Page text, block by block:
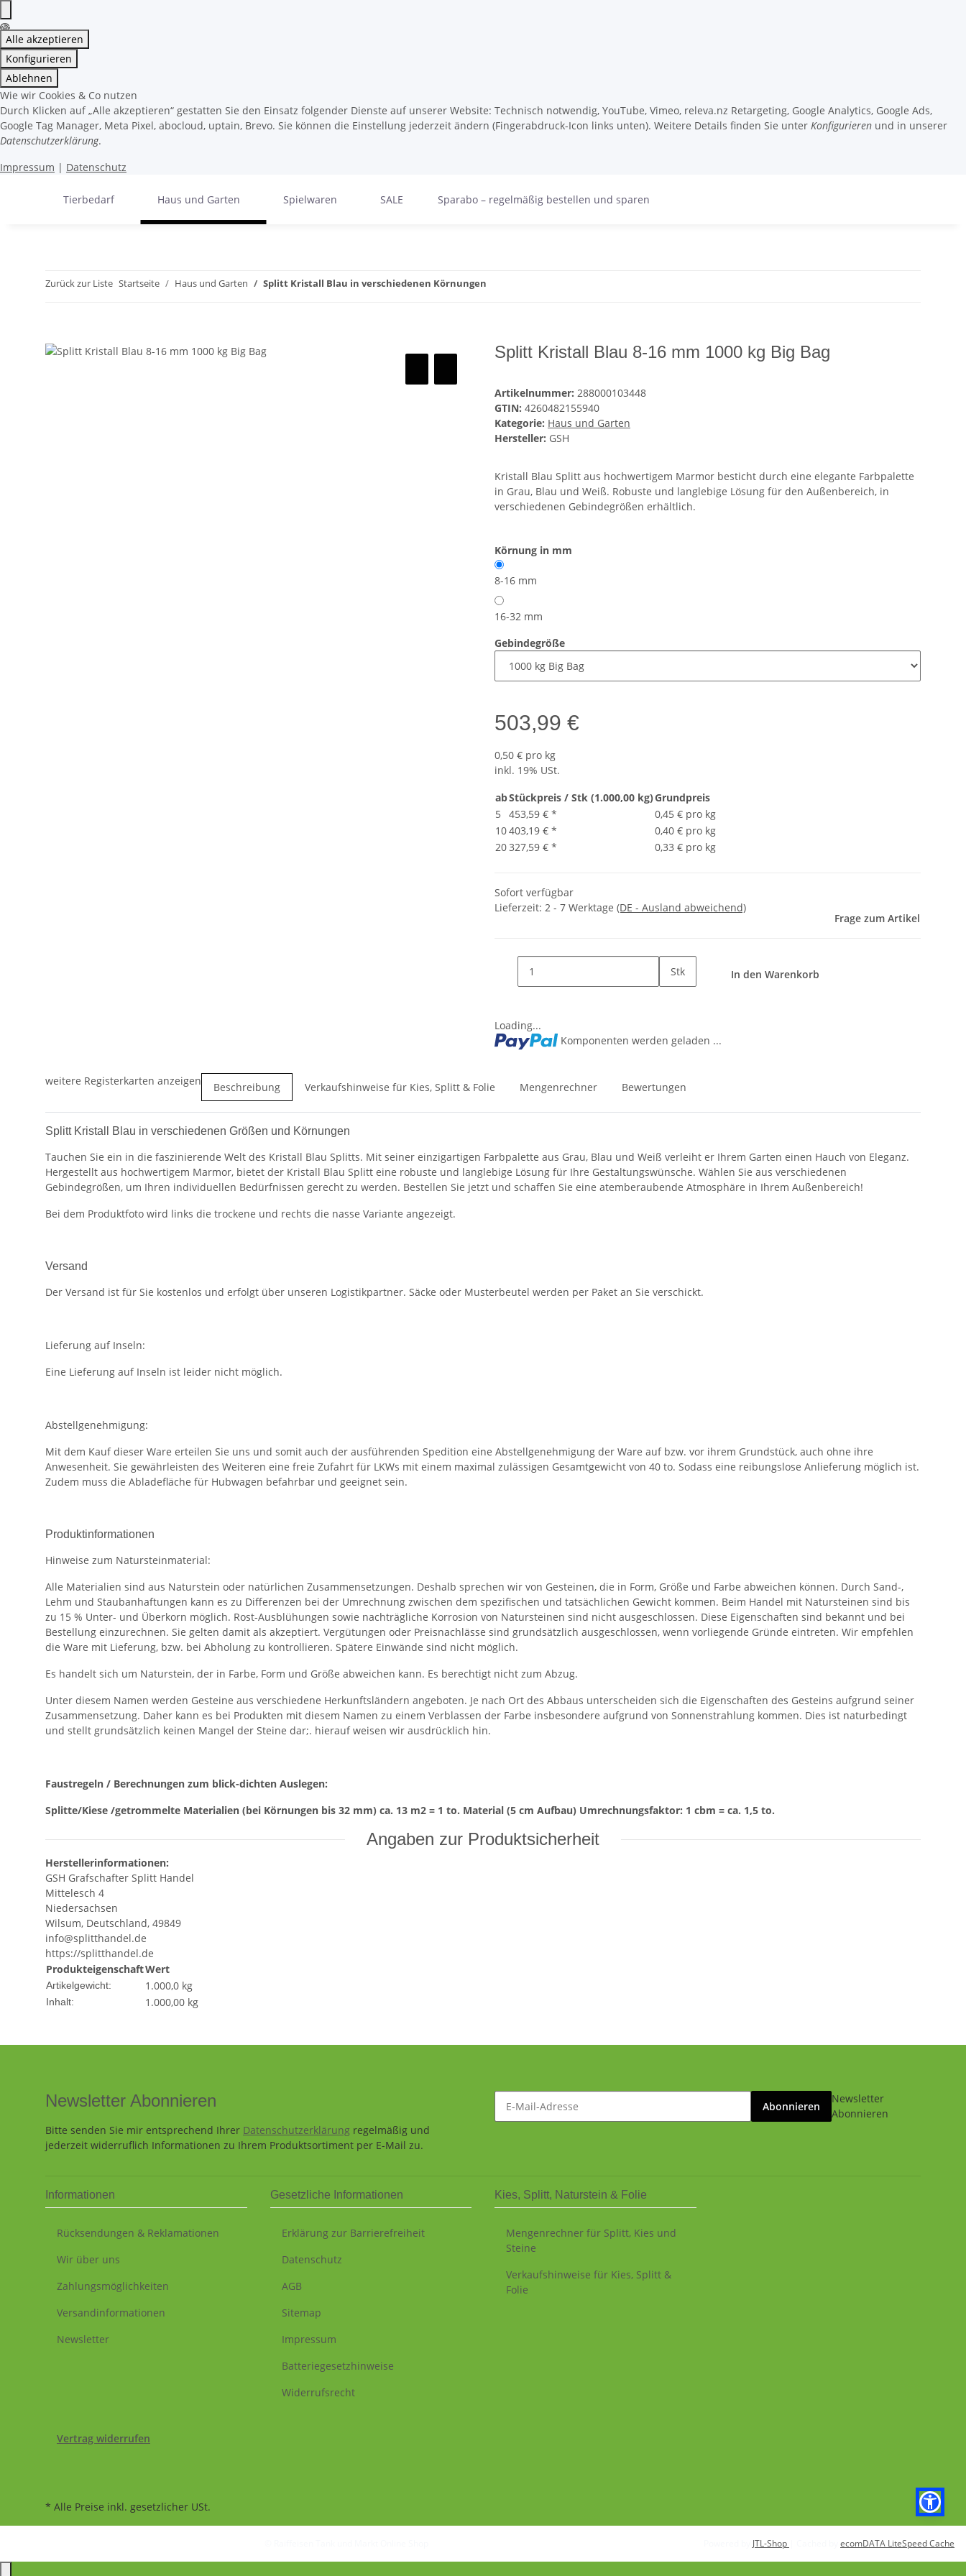
Alle akzeptieren
Konfigurieren
Ablehnen
Wie wir Cookies & Co nutzen
Durch Klicken auf „Alle akzeptieren“ gestatten Sie den Einsatz folgender Dienste auf unserer Website: Technisch notwendig, YouTube, Vimeo, releva.nz Retargeting, Google Analytics, Google Ads,
Google Tag Manager, Meta Pixel, abocloud, uptain, Brevo. Sie können die Einstellung jederzeit ändern (Fingerabdruck-Icon links unten). Weitere Details finden Sie unter Konfigurieren und in unserer
Datenschutzerklärung.
Impressum | Datenschutz
Tierbedarf Haus und Garten Spielwaren SALE Sparabo – regelmäßig bestellen und sparen
Zurück zur Liste Startseite Haus und Garten Splitt Kristall Blau in verschiedenen Körnungen
Splitt Kristall Blau 8-16 mm 1000 kg Big Bag
Artikelnummer: 288000103448
GTIN: 4260482155940
Kategorie: Haus und Garten
Hersteller: GSH
Kristall Blau Splitt aus hochwertigem Marmor besticht durch eine elegante Farbpalette
in Grau, Blau und Weiß. Robuste und langlebige Lösung für den Außenbereich, in
verschiedenen Gebindegrößen erhältlich.
Körnung in mm
8-16 mm
16-32 mm
Gebindegröße
503,99 €
0,50 € pro kg
inkl. 19% USt.
abStückpreis / Stk (1.000,00 kg)Grundpreis
5
453,59 € *
0,45 € pro kg
10403,19 € *
0,40 € pro kg
20327,59 € * 0,33 € pro kg
Sofort verfügbar
Lieferzeit: 2 - 7 Werktage (DE - Ausland abweichend)
Frage zum Artikel
Stk In den Warenkorb
Loading...
Komponenten werden geladen ...
weitere Registerkarten anzeigen Beschreibung Verkaufshinweise für Kies, Splitt & Folie Mengenrechner Bewertungen
Splitt Kristall Blau in verschiedenen Größen und Körnungen
Tauchen Sie ein in die faszinierende Welt des Kristall Blau Splitts. Mit seiner einzigartigen Farbpalette aus Grau, Blau und Weiß verleiht er Ihrem Garten einen Hauch von Eleganz.
Hergestellt aus hochwertigem Marmor, bietet der Kristall Blau Splitt eine robuste und langlebige Lösung für Ihre Gestaltungswünsche. Wählen Sie aus verschiedenen
Gebindegrößen, um Ihren individuellen Bedürfnissen gerecht zu werden. Bestellen Sie jetzt und schaffen Sie eine atemberaubende Atmosphäre in Ihrem Außenbereich!
Bei dem Produktfoto wird links die trockene und rechts die nasse Variante angezeigt.
Versand
Der Versand ist für Sie kostenlos und erfolgt über unseren Logistikpartner. Säcke oder Musterbeutel werden per Paket an Sie verschickt.
Lieferung auf Inseln:
Eine Lieferung auf Inseln ist leider nicht möglich.
Abstellgenehmigung:
Mit dem Kauf dieser Ware erteilen Sie uns und somit auch der ausführenden Spedition eine Abstellgenehmigung der Ware auf bzw. vor ihrem Grundstück, auch ohne ihre
Anwesenheit. Sie gewährleisten des Weiteren eine freie Zufahrt für LKWs mit einem maximal zulässigen Gesamtgewicht von 40 to. Sodass eine reibungslose Anlieferung möglich ist.
Zudem muss die Abladefläche für Hubwagen befahrbar und geeignet sein.
Produktinformationen
Hinweise zum Natursteinmaterial:
Alle Materialien sind aus Naturstein oder natürlichen Zusammensetzungen. Deshalb sprechen wir von Gesteinen, die in Form, Größe und Farbe abweichen können. Durch Sand-,
Lehm und Staubanhaftungen kann es zu Differenzen bei der Umrechnung zwischen dem spezifischen und tatsächlichen Gewicht kommen. Beim Handel mit Natursteinen sind bis
zu 15 % Unter- und Überkorn möglich. Rost-Ausblühungen sowie nachträgliche Korrosion von Natursteinen sind nicht ausgeschlossen. Diese Eigenschaften sind bekannt und bei
Bestellung einzurechnen. Sie gelten damit als akzeptiert. Vergütungen oder Preisnachlässe sind grundsätzlich ausgeschlossen, wenn vorliegende Gründe eintreten. Wir empfehlen
die Ware mit Lieferung, bzw. bei Abholung zu kontrollieren. Spätere Einwände sind nicht möglich.
Es handelt sich um Naturstein, der in Farbe, Form und Größe abweichen kann. Es berechtigt nicht zum Abzug.
Unter diesem Namen werden Gesteine aus verschiedene Herkunftsländern angeboten. Je nach Ort des Abbaus unterscheiden sich die Eigenschaften des Gesteins aufgrund seiner
Zusammensetzung. Daher kann es bei Produkten mit diesem Namen zu einem Verblassen der Farbe insbesondere aufgrund von Sonnenstrahlung kommen. Dies ist naturbedingt
und stellt grundsätzlich keinen Mangel der Steine dar;. hierauf weisen wir ausdrücklich hin.
Faustregeln / Berechnungen zum blick-dichten Auslegen:
Splitte/Kiese /getrommelte Materialien (bei Körnungen bis 32 mm) ca. 13 m2 = 1 to. Material (5 cm Aufbau) Umrechnungsfaktor: 1 cbm = ca. 1,5 to.
Angaben zur Produktsicherheit
Herstellerinformationen:
GSH Grafschafter Splitt Handel
Mittelesch 4
Niedersachsen
Wilsum, Deutschland, 49849
info@splitthandel.de
https://splitthandel.de
ProdukteigenschaftWert
Artikelgewicht: 1.000,0 kg
Inhalt: 1.000,00 kg
Newsletter Abonnieren
Bitte senden Sie mir entsprechend Ihrer Datenschutzerklärung regelmäßig und
jederzeit widerruflich Informationen zu Ihrem Produktsortiment per E-Mail zu.
Abonnieren
Newsletter
Abonnieren
Informationen
Rücksendungen & Reklamationen
Wir über uns
Zahlungsmöglichkeiten
Versandinformationen
Newsletter
Gesetzliche Informationen
Erklärung zur Barrierefreiheit
Datenschutz
AGB
Sitemap
Impressum
Batteriegesetzhinweise
Widerrufsrecht
Kies, Splitt, Naturstein & Folie
Mengenrechner für Splitt, Kies und
Steine
Verkaufshinweise für Kies, Splitt &
Folie
Vertrag widerrufen
* Alle Preise inkl. gesetzlicher USt.
JTL-Shop ecomDATA LiteSpeed Cache